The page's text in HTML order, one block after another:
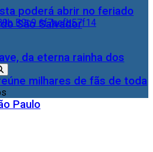
da eterna rainha dos
milhares de fãs de toda
Paulo
poderá abrir no feriado
São Salvador